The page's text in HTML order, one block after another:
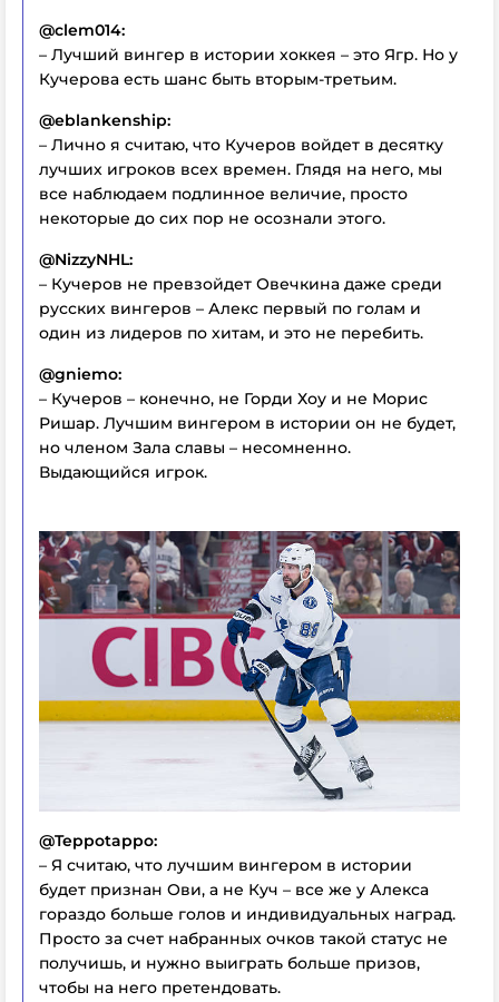
@clem014:
– Лучший вингер в истории хоккея – это Ягр. Но у
Кучерова есть шанс быть вторым-третьим.
@eblankenship:
– Лично я считаю, что Кучеров войдет в десятку
лучших игроков всех времен. Глядя на него, мы
все наблюдаем подлинное величие, просто
некоторые до сих пор не осознали этого.
@NizzyNHL:
– Кучеров не превзойдет Овечкина даже среди
русских вингеров – Алекс первый по голам и
один из лидеров по хитам, и это не перебить.
@gniemo:
– Кучеров – конечно, не Горди Хоу и не Морис
Ришар. Лучшим вингером в истории он не будет,
но членом Зала славы – несомненно.
Выдающийся игрок.
@Teppotappo:
– Я считаю, что лучшим вингером в истории
будет признан Ови, а не Куч – все же у Алекса
гораздо больше голов и индивидуальных наград.
Просто за счет набранных очков такой статус не
получишь, и нужно выиграть больше призов,
чтобы на него претендовать.